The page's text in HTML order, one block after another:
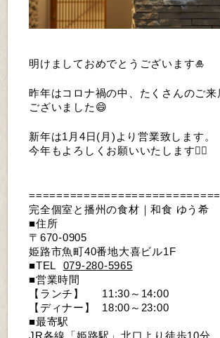
明けましておめでとうございます🎍
昨年はコロナ禍の中、たくさんのご来
ございました😄
新年は1月4日(月)より営業致します。
今年もよろしくお願いいたします🙇‍♂️
完全個室と播州の食材｜和食 ゆう希
■住所
〒670-0905
姫路市魚町40番地大喜ビル1F
■TEL 079-280-5965
■営業時間
【ランチ】　  11:30～14:00
【ディナー】  18:00～23:00
■最寄駅